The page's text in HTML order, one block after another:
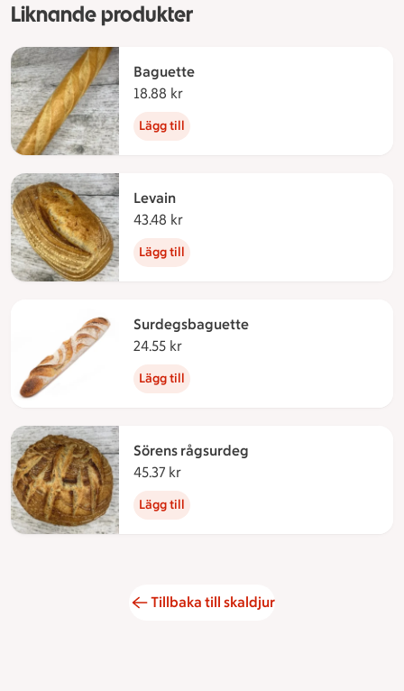
Liknande produkter
Baguette
18.88 kr
Lägg till
Levain
43.48 kr
Lägg till
Surdegsbaguette
24.55 kr
Lägg till
Sörens rågsurdeg
45.37 kr
Lägg till
Tillbaka till skaldjur